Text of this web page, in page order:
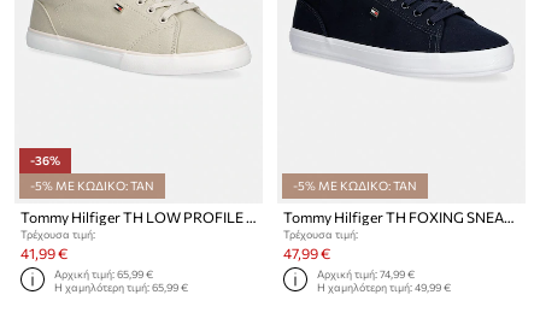
-36%
-5% ΜΕ ΚΩΔΙΚΟ: TAN
Tommy Hilfiger TH LOW PROFILE VULC CANVAS πάνινα sneakers Γυναικεία
Τρέχουσα τιμή:
41,99 €
Αρχική τιμή:65,99 €
Η χαμηλότερη τιμή:65,99 €
-5% ΜΕ ΚΩΔΙΚΟ: TAN
Tommy Hilfiger TH FOXING SNEAKER CANVAS πάνινα sneakers Γυναικεία
Τρέχουσα τιμή:
47,99 €
Αρχική τιμή:74,99 €
Η χαμηλότερη τιμή:49,99 €